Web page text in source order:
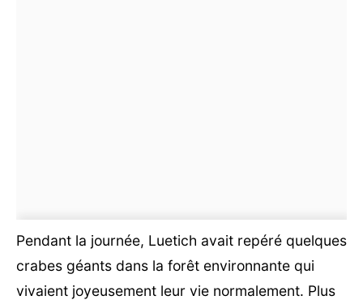
Pendant la journée, Luetich avait repéré quelques
crabes géants dans la forêt environnante qui
vivaient joyeusement leur vie normalement. Plus